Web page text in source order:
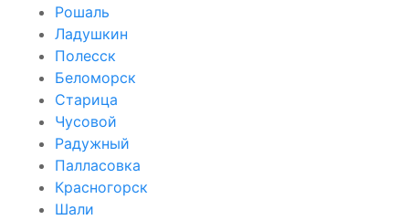
Рошаль
Ладушкин
Полесск
Беломорск
Старица
Чусовой
Радужный
Палласовка
Красногорск
Шали